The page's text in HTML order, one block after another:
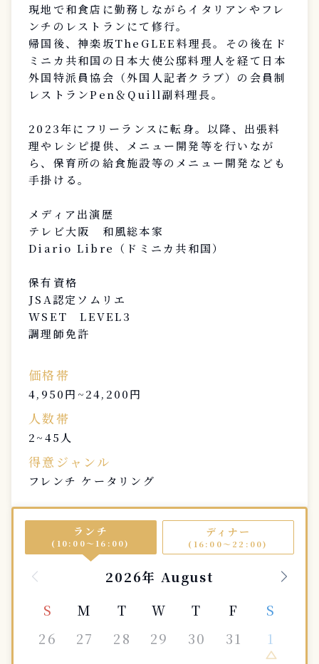
現地で和食店に勤務しながらイタリアンやフレ
ンチのレストランにて修行。
帰国後、神楽坂TheGLEE料理長。その後在ド
ミニカ共和国の日本大使公邸料理人を経て日本
外国特派員協会（外国人記者クラブ）の会員制
レストランPen＆Quill副料理長。
2023年にフリーランスに転身。以降、出張料
理やレシピ提供、メニュー開発等を行いなが
ら、保育所の給食施設等のメニュー開発なども
手掛ける。
メディア出演歴
テレビ大阪 和風総本家
Diario Libre（ドミニカ共和国）
保有資格
JSA認定ソムリエ
WSET LEVEL3
調理師免許
価格帯
4,950円~24,200円
人数帯
2~45人
得意ジャンル
フレンチ ケータリング
ランチ
(10:00〜16:00)
ディナー
(16:00〜22:00)
2026年 August
S
M T W T F
S
26
27 28 29 30 31 1
change_history